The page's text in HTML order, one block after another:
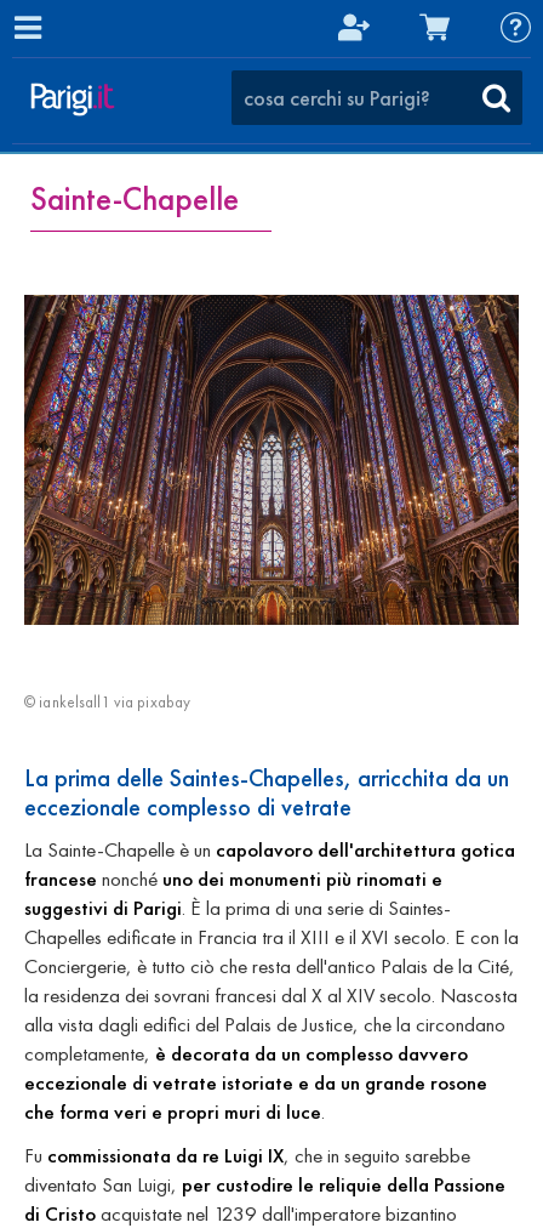
Sainte-Chapelle
© iankelsall1 via pixabay
La prima delle Saintes-Chapelles, arricchita da un
eccezionale complesso di vetrate
La Sainte-Chapelle è un capolavoro dell'architettura gotica
francese nonché uno dei monumenti più rinomati e
suggestivi di Parigi. È la prima di una serie di Saintes-
Chapelles edificate in Francia tra il XIII e il XVI secolo. E con la
Conciergerie, è tutto ciò che resta dell'antico Palais de la Cité,
la residenza dei sovrani francesi dal X al XIV secolo. Nascosta
alla vista dagli edifici del Palais de Justice, che la circondano
completamente, è decorata da un complesso davvero
eccezionale di vetrate istoriate e da un grande rosone
che forma veri e propri muri di luce.
Fu commissionata da re Luigi IX, che in seguito sarebbe
diventato San Luigi, per custodire le reliquie della Passione
di Cristoacquistate nel 1239 dall'imperatore bizantino